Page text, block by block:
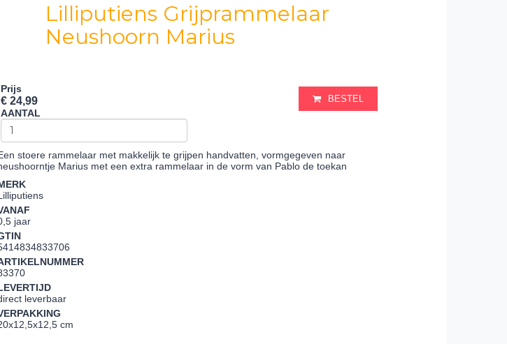
Lilliputiens Grijprammelaar
Neushoorn Marius
Prijs
€ 24,99
AANTAL
BESTEL
stoere rammelaar met makkelijk te grijpen handvatten, vormgegeven naar
Marius met een extra rammelaar in de vorm van Pablo de toekan
jaar
leverbaar
cm